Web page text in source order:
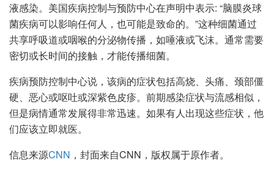
液感染。美国疾病控制与预防中心在声明中表示: “脑膜炎球
菌疾病可以影响任何人，也可能是致命的。”这种细菌通过
共享呼吸道或咽喉的分泌物传播，如唾液或飞沫。通常需要
密切或长时间的接触，才能传播细菌。
疾病预防控制中心说，该病的症状包括高烧、头痛、颈部僵
硬、恶心或呕吐或深紫色皮疹。前期感染症状与流感相似，
但是病情通常发展得非常迅速。如果有人出现这些症状，他
们应该立即就医。
信息来源CNN ，封面来自CNN，版权属于原作者。